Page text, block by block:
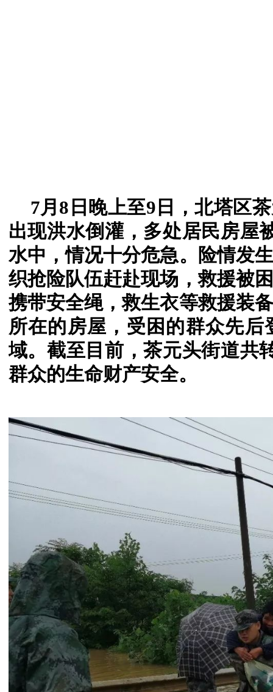
7月8日晚上至9日，北塔区
出现洪水倒灌，多处居民房屋
水中，情况十分危急。
险情发
织抢险队伍赶赴现场，救援被
携带安全绳，救生衣等救援装
所在的房屋，受困的群众先
域。 截至目前，茶元头街道共
群众的生命财产安全。